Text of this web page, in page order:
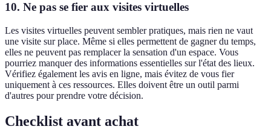
10. Ne pas se fier aux visites virtuelles
Les visites virtuelles peuvent sembler pratiques, mais rien ne vaut
une visite sur place. Même si elles permettent de gagner du temps,
elles ne peuvent pas remplacer la sensation d'un espace. Vous
pourriez manquer des informations essentielles sur l'état des lieux.
Vérifiez également les avis en ligne, mais évitez de vous fier
uniquement à ces ressources. Elles doivent être un outil parmi
d'autres pour prendre votre décision.
Checklist avant achat